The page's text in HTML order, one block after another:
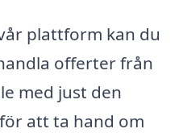
plattform kan du
offerter från
med just den
att ta hand om